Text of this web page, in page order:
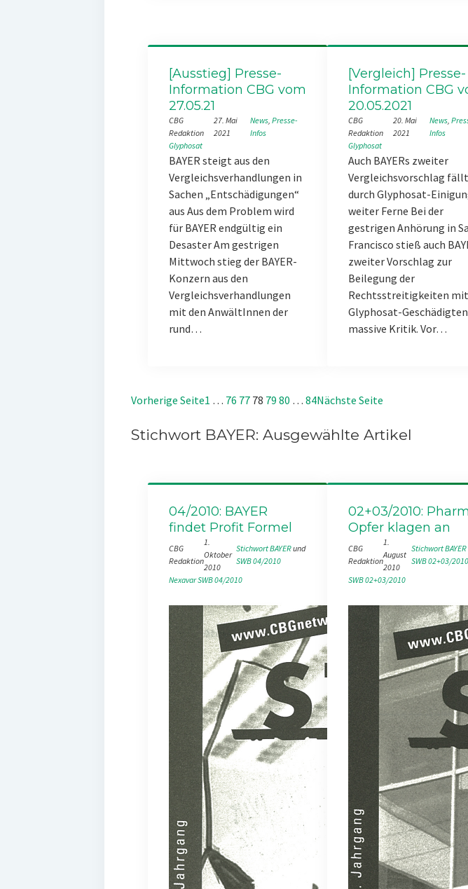
[Ausstieg] Presse-
Information CBG vom
27.05.21
CBG
Redaktion
27. Mai
2021
News, Presse-
Infos
Glyphosat
BAYER steigt aus den
Vergleichsverhandlungen in
Sachen „Entschädigungen“
aus Aus dem Problem wird
für BAYER endgültig ein
Desaster Am gestrigen
Mittwoch stieg der BAYER-
Konzern aus den
Vergleichsverhandlungen
mit den AnwältInnen der
rund…
[Vergleich] Presse-
Information CBG
20.05.2021
CBG
Redaktion
20. Mai
2021
News,
Infos
Glyphosat
Auch BAYERs zweiter
Vergleichsvorschlag fällt
durch Glyphosat-
weiter Ferne Bei der
gestrigen Anhörung in
Francisco stieß auch
zweiter Vorschlag zur
Beilegung der
Rechtsstreitigkeiten mit
Glyphosat-
massive Kritik. Vor…
Vorherige Seite1 … 76 77 78 79 80 … 84Nächste Seite
Stichwort BAYER: Ausgewählte Artikel
04/2010: BAYER
findet Profit Formel
CBG
Redaktion
1.
Oktober
2010
Stichwort BAYER
und
SWB 04/2010
NexavarSWB 04/2010
02+03/2010:
Opfer klagen an
CBG
Redaktion
1.
August
2010
Stichwort BAYER
SWB 02+03/2010
SWB 02+03/2010